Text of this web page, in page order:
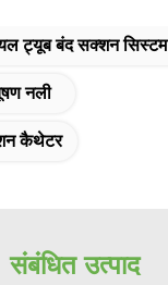
ट्यूब बंद सक्शन सिस्टम
नली
कैथेटर
संबंधित उत्पाद